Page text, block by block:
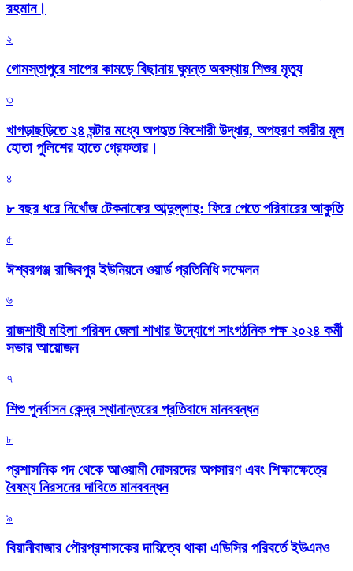
রহমান।
২
গোমস্তাপুরে সাপের কামড়ে বিছানায় ঘুমন্ত অবস্থায় শিশুর মৃত্যু
৩
খাগড়াছড়িতে ২৪ ঘন্টার মধ্যে অপহৃত কিশোরী উদ্ধার, অপহরণ কারীর মূল
হোতা পুলিশের হাতে গ্রেফতার।
৪
৮ বছর ধরে নিখোঁজ টেকনাফের আব্দুল্লাহ: ফিরে পেতে পরিবারের আকুতি
৫
ঈশ্বরগঞ্জ রাজিবপুর ইউনিয়নে ওয়ার্ড প্রতিনিধি সম্মেলন
৬
রাজশাহী মহিলা পরিষদ জেলা শাখার উদ্যোগে সাংগঠনিক পক্ষ ২০২৪ কর্মী
সভার আয়োজন
৭
শিশু পুনর্বাসন কেন্দ্র স্থানান্তরের প্রতিবাদে মানববন্ধন
৮
প্রশাসনিক পদ থেকে আওয়ামী দোসরদের অপসারণ এবং শিক্ষাক্ষেত্রে
বৈষম্য নিরসনের দাবিতে মানববন্ধন
৯
বিয়ানীবাজার পৌরপ্রশাসকের দায়িত্বে থাকা এডিসির পরিবর্তে ইউএনও